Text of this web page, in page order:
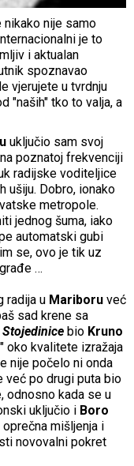
nikako nije samo
je to
i aktualan
spoznavao
vjerujete u tvrdnju
"naših" tko to valja, a
uključio sam svoj
poznatoj frekvenciji
radijske voditeljice
ušiju. Dobro, ionako
metropole.
jednog šuma, iako
automatski gubi
se, ovo je tik uz
…
radija u Mariboru već
sad krene sa
Stojedinice bio Kruno
" oko kvalitete izražaja
nije počelo ni onda
već po drugi puta bio
odnosno kada se u
uključio i Boro
mišljenja i
novovalni pokret